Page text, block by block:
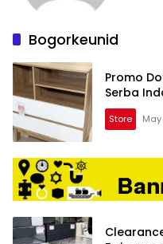
Bogorkeunid
Promo
Serba
Store